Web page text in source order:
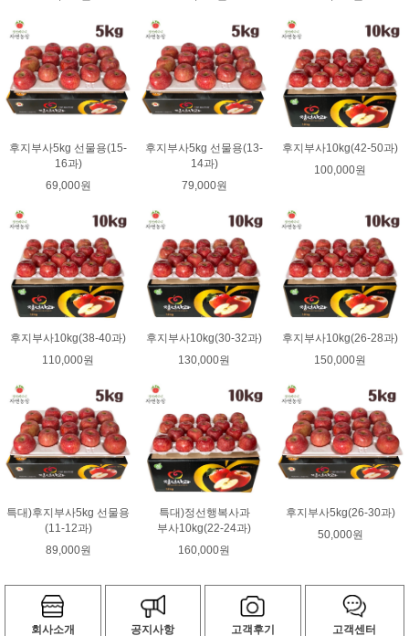
후지부사5kg 선물용(15-
16과)
69,000원
후지부사5kg 선물용(13-
14과)
79,000원
후지부사10kg(42-50과)
100,000원
후지부사10kg(38-40과)
110,000원
후지부사10kg(30-32과)
130,000원
후지부사10kg(26-28과)
150,000원
특대)후지부사5kg 선물용
(11-12과)
89,000원
특대)정선행복사과
부사10kg(22-24과)
160,000원
후지부사5kg(26-30과)
50,000원
회사소개 공지사항 고객후기 고객센터